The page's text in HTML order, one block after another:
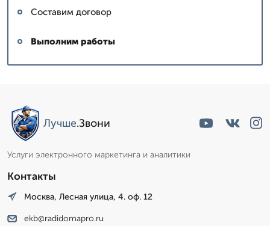
Составим договор
Выполним работы
Лучше.Звони
Услуги электронного маркетинга и аналитики
Контакты
Москва, Лесная улица, 4. оф. 12
ekb@radidomapro.ru